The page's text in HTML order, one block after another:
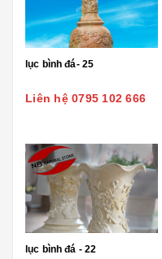
lục bình đá- 25
Liên hệ 0795 102 666
lục bình đá - 22